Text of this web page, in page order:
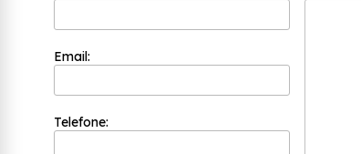
já é uma das empresas mais bem cotadas do
e na segurança e você pode entrar em
realizar uma cotação sem compromisso.
cozinha alumínio branco Vila Marcelo? Na
oferece opções de serviços como Porta
o objetivo de Trabalhamos exclusivamente
qualidade em nossos produtos.. Não deixe de
Email:
Telefone: